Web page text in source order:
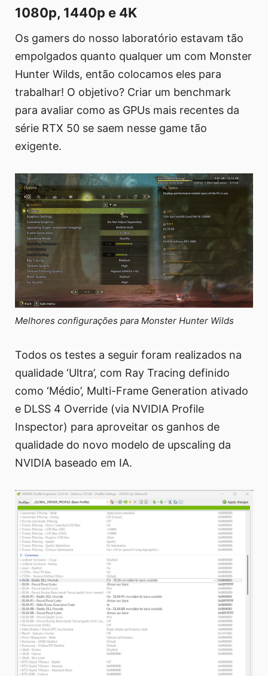
1080p, 1440p e 4K
Os gamers do nosso laboratório estavam tão
empolgados quanto qualquer um com Monster
Hunter Wilds, então colocamos eles para
trabalhar! O objetivo? Criar um benchmark
para avaliar como as GPUs mais recentes da
série RTX 50 se saem nesse game tão
exigente.
Melhores configurações para Monster Hunter Wilds
Todos os testes a seguir foram realizados na
qualidade ‘Ultra’, com Ray Tracing definido
como ‘Médio’, Multi-Frame Generation ativado
e DLSS 4 Override (via NVIDIA Profile
Inspector) para aproveitar os ganhos de
qualidade do novo modelo de upscaling da
NVIDIA baseado em IA.